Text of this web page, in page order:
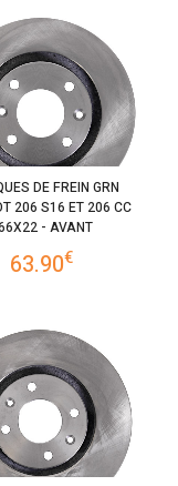
DE FREIN GRN
206 S16 ET 206 CC
- AVANT
63.90€